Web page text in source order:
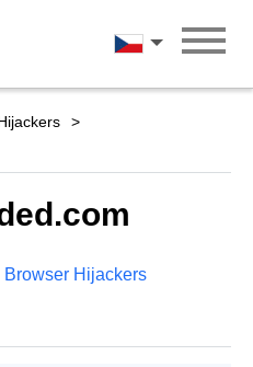
Čeština
Browser Hijackers